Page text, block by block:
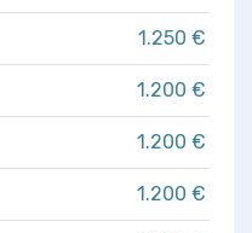
1.250 €
1.200 €
1.200 €
1.200 €